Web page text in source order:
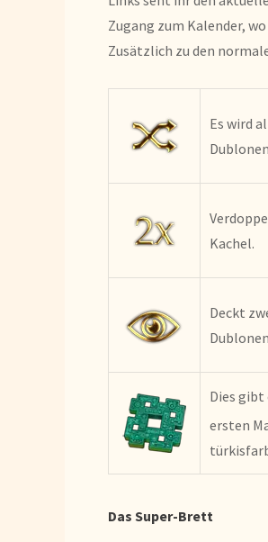
Zugang zum Kalender,
Zusätzlich zu den
Es wird
Kachel.
Deckt
Dies gibt
ersten
Das Super-Brett